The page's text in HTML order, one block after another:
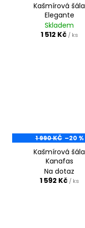
Kašmírová šála
Elegante
Skladem
1 512 Kč / ks
1 990 KČ –20 %
Kašmírová šála
Kanafas
Na dotaz
1 592 Kč / ks